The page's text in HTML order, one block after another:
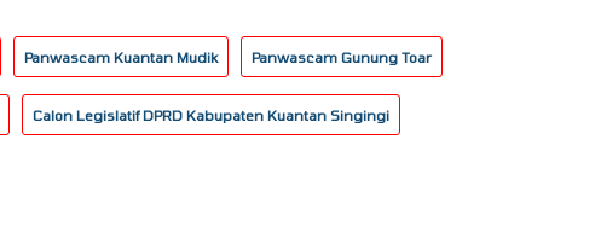
Panwascam Kuantan Mudik Panwascam Gunung Toar
Calon Legislatif DPRD Kabupaten Kuantan Singingi